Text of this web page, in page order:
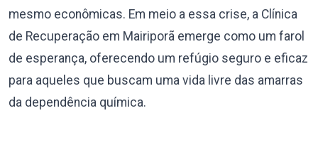
mesmo econômicas. Em meio a essa crise, a Clínica
de Recuperação em Mairiporã emerge como um farol
de esperança, oferecendo um refúgio seguro e eficaz
para aqueles que buscam uma vida livre das amarras
da dependência química.